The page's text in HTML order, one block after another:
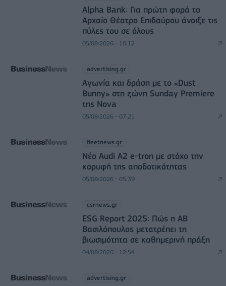
Alpha Bank: Για πρώτη φορά το
Αρχαίο Θέατρο Επιδαύρου άνοιξε τις
πύλες του σε όλους
05/08/2026 - 10:12
advertising.gr
Αγωνία και δράση με το «Dust
Bunny» στη ζώνη Sunday Premiere
της Nova
05/08/2026 - 07:21
fleetnews.gr
Νέο Audi A2 e-tron με στόχο την
κορυφή της αποδοτικότητας
05/08/2026 - 05:39
csrnews.gr
ESG Report 2025: Πώς η ΑΒ
Βασιλόπουλος μετατρέπει τη
βιωσιμότητα σε καθημερινή πράξη
04/08/2026 - 12:54
advertising.gr